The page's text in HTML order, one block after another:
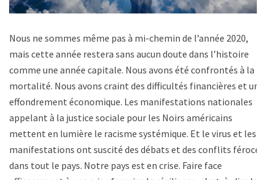
Nous ne sommes même pas à mi-chemin de l’année 2020,
mais cette année restera sans aucun doute dans l’histoire
comme une année capitale. Nous avons été confrontés à la
mortalité. Nous avons craint des difficultés financières et un
effondrement économique. Les manifestations nationales
appelant à la justice sociale pour les Noirs américains
mettent en lumière le racisme systémique. Et le virus et les
manifestations ont suscité des débats et des conflits féroces
dans tout le pays. Notre pays est en crise. Faire face